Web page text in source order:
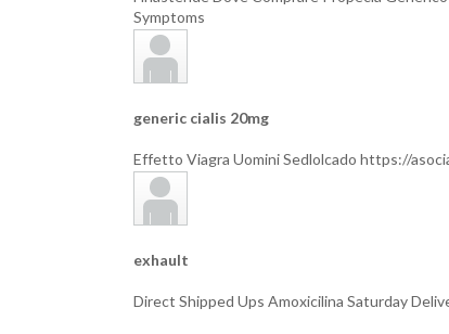
Symptoms
generic cialis 20mg
Effetto Viagra Uomini Sedlolcado https://
exhault
Direct Shipped Ups Amoxicilina Saturday